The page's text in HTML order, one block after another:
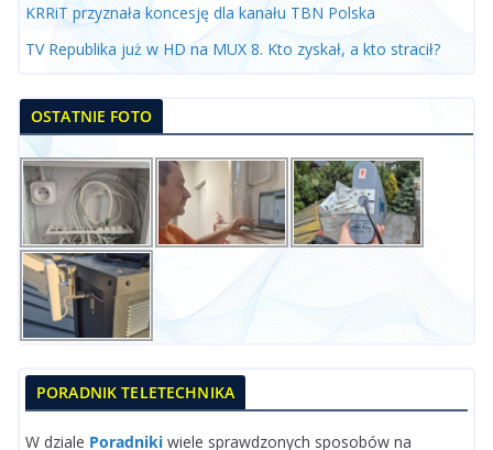
KRRiT przyznała koncesję dla kanału TBN Polska
TV Republika już w HD na MUX 8. Kto zyskał, a kto stracił?
OSTATNIE FOTO
PORADNIK TELETECHNIKA
W dziale Poradniki wiele sprawdzonych sposobów na